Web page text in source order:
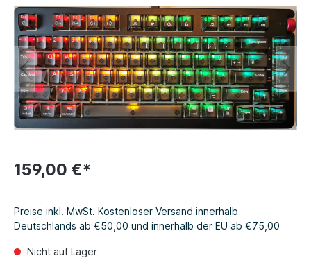
159,00 €*
Preise inkl. MwSt. Kostenloser Versand innerhalb
Deutschlands ab €50,00 und innerhalb der EU ab €75,00
Nicht auf Lager